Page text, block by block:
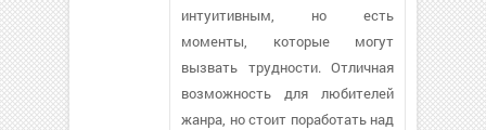
интуитивным, но есть
моменты, которые могут
вызвать трудности. Отличная
возможность для любителей
жанра, но стоит поработать над